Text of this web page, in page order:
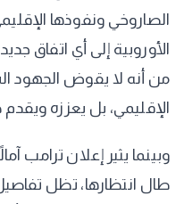
الصاروخي ونفوذها
الأوروبية إلى أي اتفاق
من أنه لا يقوض الجهود
الإقليمي، بل يعززه
وبينما يثير إعلان ترامب
طال انتظارها، تظل